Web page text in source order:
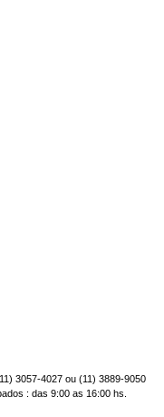
3057-4027 ou (11) 3889-9050
: das 9:00 as 16:00 hs.